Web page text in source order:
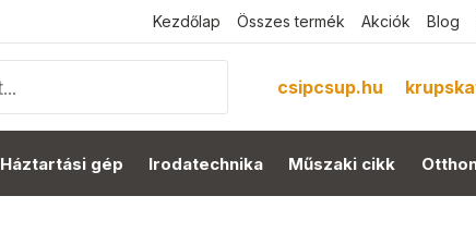
Kezdőlap Összes termék Akciók Blog
csipcsup.hu
Háztartási gép Irodatechnika Műszaki cikk